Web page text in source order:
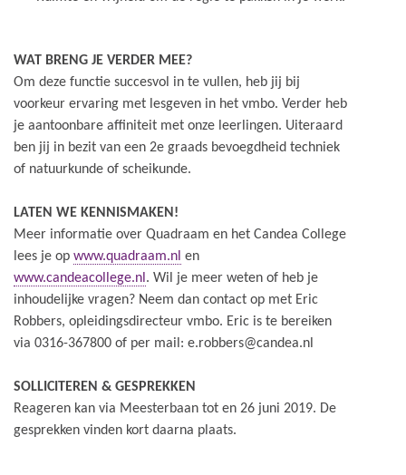
WAT BRENG JE VERDER MEE?
Om deze functie succesvol in te vullen, heb jij bij
voorkeur ervaring met lesgeven in het vmbo. Verder heb
je aantoonbare affiniteit met onze leerlingen. Uiteraard
ben jij in bezit van een 2e graads bevoegdheid techniek
of natuurkunde of scheikunde.
LATEN WE KENNISMAKEN!
Meer informatie over Quadraam en het Candea College
lees je op www.quadraam.nl en
www.candeacollege.nl . Wil je meer weten of heb je
inhoudelijke vragen? Neem dan contact op met Eric
Robbers, opleidingsdirecteur vmbo. Eric is te bereiken
via 0316-367800 of per mail: e.robbers@candea.nl
SOLLICITEREN & GESPREKKEN
Reageren kan via Meesterbaan tot en 26 juni 2019. De
gesprekken vinden kort daarna plaats.